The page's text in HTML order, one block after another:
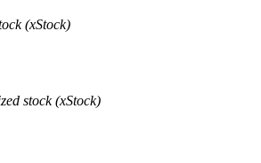
zysk i elastyczne zainteresowania
(xStock)
stock (xStock)